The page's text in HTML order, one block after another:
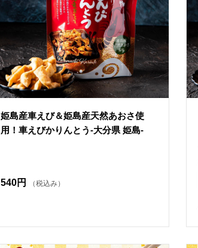
姫島産車えび＆姫島産天然あおさ使
用！車えびかりんとう-大分県 姫島-
540円 （税込み）